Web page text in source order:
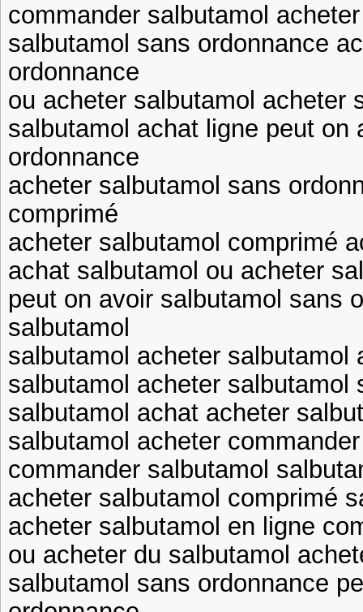
commander salbutamol
salbutamol sans ordonnance
ordonnance
ou acheter salbutamol acheter
salbutamol achat ligne peut on
ordonnance
acheter salbutamol sans
comprimé
acheter salbutamol comprimé
achat salbutamol ou acheter
peut on avoir salbutamol sans
salbutamol
salbutamol acheter salbutamol
salbutamol acheter salbutamol
salbutamol achat acheter
salbutamol acheter
commander salbutamol
acheter salbutamol comprimé
acheter salbutamol en ligne
ou acheter du salbutamol
salbutamol sans ordonnance